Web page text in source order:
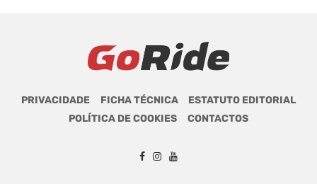
PRIVACIDADE FICHA TÉCNICA
ESTATUTO EDITORIAL
POLÍTICA DE COOKIES
CONTACTOS